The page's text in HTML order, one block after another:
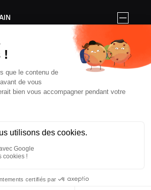
Mountain
CGV MENTIONS LÉGALES